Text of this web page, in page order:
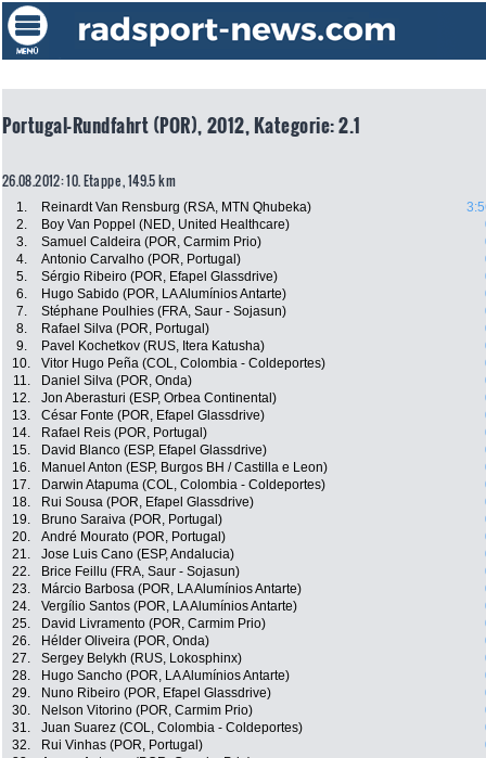
Portugal-Rundfahrt (POR), 2012, Kategorie: 2.1
26.08.2012: 10. Etappe , 149.5 km
1. Reinardt Van Rensburg (RSA, MTN Qhubeka)
2.
Boy Van Poppel (NED, United Healthcare)
3.
Samuel Caldeira (POR, Carmim Prio)
4.
Antonio Carvalho (POR, Portugal)
5.
Sérgio Ribeiro (POR, Efapel Glassdrive)
6.
Hugo Sabido (POR, LA Alumínios Antarte)
7.
Stéphane Poulhies (FRA, Saur - Sojasun)
8.
Rafael Silva (POR, Portugal)
9.
Pavel Kochetkov (RUS, Itera Katusha)
10.
Vitor Hugo Peña (COL, Colombia - Coldeportes)
11.
Daniel Silva (POR, Onda)
12.
Jon Aberasturi (ESP, Orbea Continental)
13.
César Fonte (POR, Efapel Glassdrive)
14.
Rafael Reis (POR, Portugal)
15.
David Blanco (ESP, Efapel Glassdrive)
16.
Manuel Anton (ESP, Burgos BH / Castilla e Leon)
17.
Darwin Atapuma (COL, Colombia - Coldeportes)
18.
Rui Sousa (POR, Efapel Glassdrive)
19.
Bruno Saraiva (POR, Portugal)
20.
André Mourato (POR, Portugal)
21.
Jose Luis Cano (ESP, Andalucia)
22.
Brice Feillu (FRA, Saur - Sojasun)
23.
Márcio Barbosa (POR, LA Alumínios Antarte)
24.
Vergílio Santos (POR, LA Alumínios Antarte)
25.
David Livramento (POR, Carmim Prio)
26.
Hélder Oliveira (POR, Onda)
27.
Sergey Belykh (RUS, Lokosphinx)
28.
Hugo Sancho (POR, LA Alumínios Antarte)
29.
Nuno Ribeiro (POR, Efapel Glassdrive)
30.
Nelson Vitorino (POR, Carmim Prio)
31.
Juan Suarez (COL, Colombia - Coldeportes)
32.
Rui Vinhas (POR, Portugal)